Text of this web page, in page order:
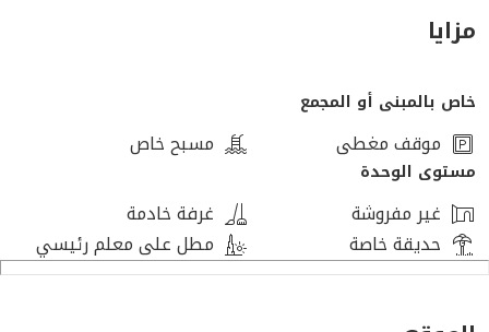
ريسبشن واسع، غرفة طعام منفصلة، مطبخ رئيسي كبير،
حمام ضيوف، غرفة مربية، وغرفة تخزين.
على خصوصية العائلة.
تفاصيل الدور الأول:
3 غرف نوم منهم غرفة ماستر بحمام خاص، حمام مشترك،
منطقة معيشة، غرفة طعام صغيرة، ومطبخ خادم.
مزايا
خاص بالمبنى أو المجمع
موقف مغطى مسبح خاص
مستوى الوحدة
غير مفروشة
غرفة خادمة
حديقة خاصة
مطل على معلم رئيسي